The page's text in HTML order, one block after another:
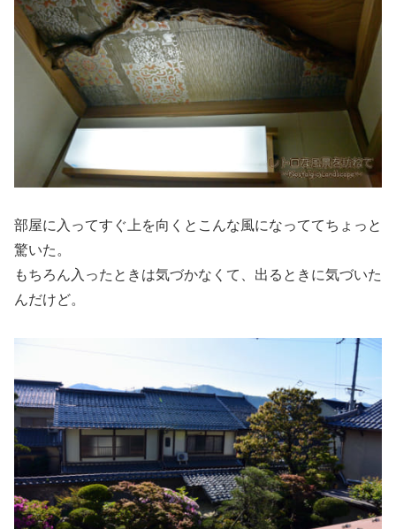
部屋に入ってすぐ上を向くとこんな風になっててちょっと
驚いた。
もちろん入ったときは気づかなくて、出るときに気づいた
んだけど。